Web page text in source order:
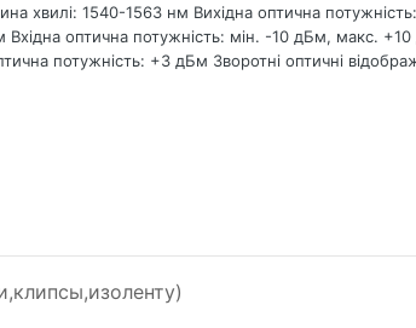
хвилі: 1540-1563 нм Вихідна оптична
оптична потужність: мін. -10 дБм, макс. +10
потужність: +3 дБм Зворотні оптичні